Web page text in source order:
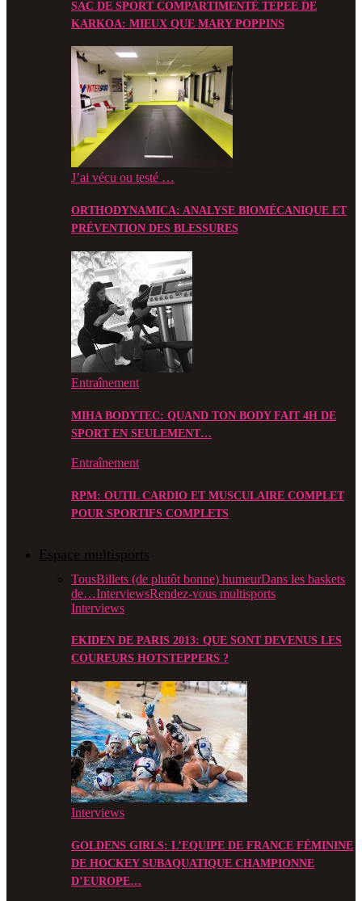
SAC DE SPORT COMPARTIMENTÉ TEPEE DE
KARKOA: MIEUX QUE MARY POPPINS
J’ai vécu ou testé …
ORTHODYNAMICA: ANALYSE BIOMÉCANIQUE ET
PRÉVENTION DES BLESSURES
Entraînement
MIHA BODYTEC: QUAND TON BODY FAIT 4H DE
SPORT EN SEULEMENT…
Entraînement
RPM: OUTIL CARDIO ET MUSCULAIRE COMPLET
POUR SPORTIFS COMPLETS
Espace multisports
TousBillets (de plutôt bonne) humeurDans les baskets
de…InterviewsRendez-vous multisports
Interviews
EKIDEN DE PARIS 2013: QUE SONT DEVENUS LES
COUREURS HOTSTEPPERS ?
Interviews
GOLDENS GIRLS: L’EQUIPE DE FRANCE FÉMININE
DE HOCKEY SUBAQUATIQUE CHAMPIONNE
D’EUROPE…